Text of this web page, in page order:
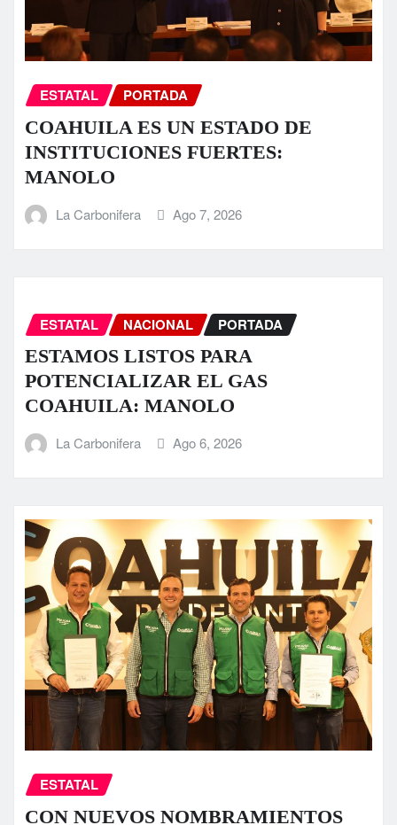
ESTATAL PORTADA
COAHUILA ES UN ESTADO DE
INSTITUCIONES FUERTES:
MANOLO
La Carbonifera Ago 7, 2026
ESTATAL NACIONAL PORTADA
ESTAMOS LISTOS PARA
POTENCIALIZAR EL GAS
COAHUILA: MANOLO
La Carbonifera Ago 6, 2026
ESTATAL
CON NUEVOS NOMBRAMIENTOS